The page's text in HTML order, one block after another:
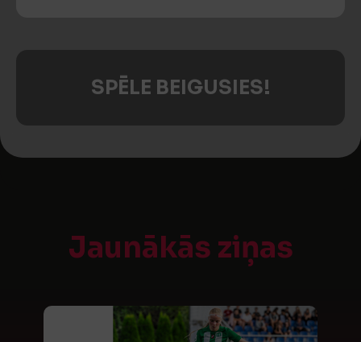
SPĒLE BEIGUSIES!
Jaunākās ziņas